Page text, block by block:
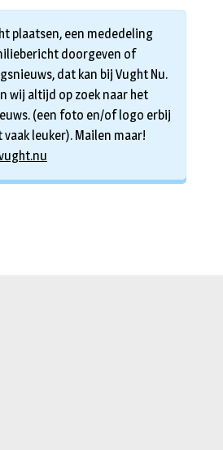
plaatsen, een mededeling
doorgeven of
dat kan bij Vught Nu.
wij altijd op zoek naar het
(een foto en/of logo erbij
vaak leuker). Mailen maar!